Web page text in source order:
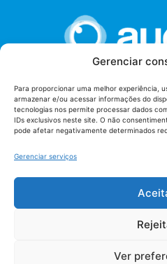
Gerenciar
Para proporcionar uma melhor experiência,
armazenar e/ou acessar informações do
tecnologias nos permite processar dados
IDs exclusivos neste site. O não
pode afetar negativamente determinados
Gerenciar serviços
Ver
União dos Auditores
Setor de Administração Federal
Tribunal de Contas da União
Termos de uso